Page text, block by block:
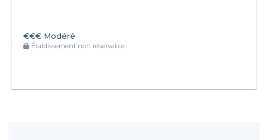
€€€ Modéré
Établissement non réservable